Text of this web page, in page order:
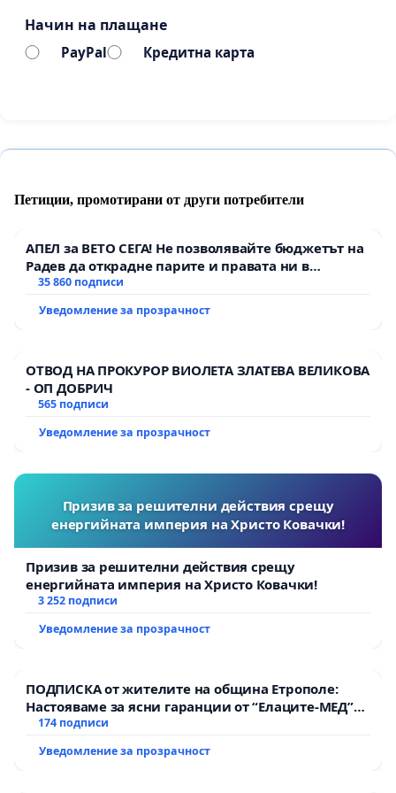
реална оценка на въздействието;
Фокус на НАП върху интелигентен контрол, а
по-добра оценка на риска;
насочени проверки към реално
подозрителни случаи, вместо масов
тормоз над коректните търговци.
Начин на плащане
PayPal Кредитна карта
Петиции, промотирани от други потребители
АПЕЛ за ВЕТО СЕГА! Не позволявайте бюджетът на
Радев да открадне парите и правата ни в
тъмното
35 860 подписи
Уведомление за прозрачност
ОТВОД НА ПРОКУРОР ВИОЛЕТА ЗЛАТЕВА ВЕЛИКОВА
- ОП ДОБРИЧ
565 подписи
Уведомление за прозрачност
Призив за решителни действия срещу
енергийната империя на Христо Ковачки!
Призив за решителни действия срещу
енергийната империя на Христо Ковачки!
3 252 подписи
Уведомление за прозрачност
ПОДПИСКА от жителите на община Етрополе:
Настояваме за ясни гаранции от “Елаците-МЕД”
АД и от държавата, че ще се изпълнят всички
174 подписи
Уведомление за прозрачност